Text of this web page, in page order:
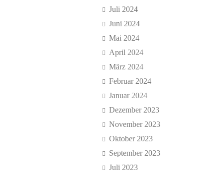
Juli 2024
Juni 2024
Mai 2024
April 2024
März 2024
Februar 2024
Januar 2024
Dezember 2023
November 2023
Oktober 2023
September 2023
Juli 2023